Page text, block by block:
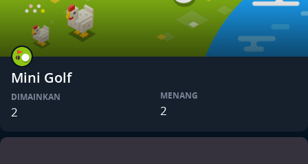
Mini Golf
DIMAINKAN
2
MENANG
2